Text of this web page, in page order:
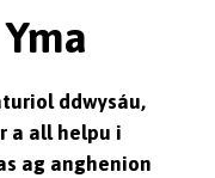
ddwysáu,
a all helpu i
ag anghenion